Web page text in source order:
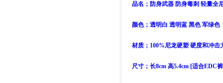
品名；防身武器 防身毒刺 轻量全
颜色；透明白 透明蓝 黑色 军绿色
材质；100%尼龙硬塑 硬度和冲击
尺寸；长8cm 高5.4cm [适合EDC